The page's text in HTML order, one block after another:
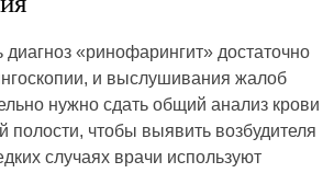
диагноз «ринофарингит» достаточно
и выслушивания жалоб
нужно сдать общий анализ крови
полости, чтобы выявить возбудителя
случаях врачи используют